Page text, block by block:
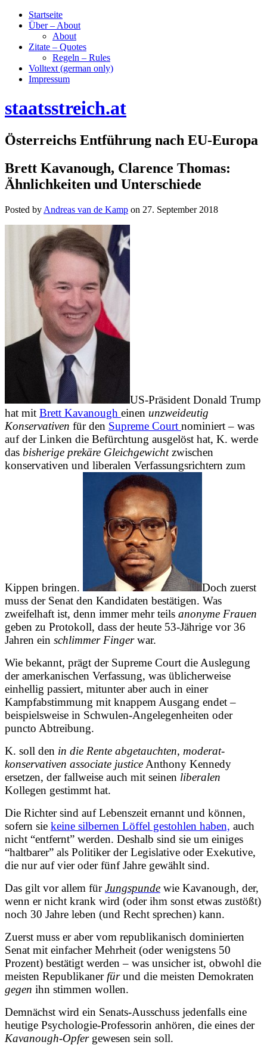
Startseite
Über – About
About
Zitate – Quotes
Regeln – Rules
Volltext (german only)
Impressum
staatsstreich.at
Österreichs Entführung nach EU-Europa
Brett Kavanough, Clarence Thomas:
Ähnlichkeiten und Unterschiede
Posted by Andreas van de Kamp on 27. September 2018
US-Präsident Donald Trump
hat mit Brett Kavanough einen unzweideutig
Konservativen für den Supreme Court nominiert – was
auf der Linken die Befürchtung ausgelöst hat, K. werde
das bisherige prekäre Gleichgewichtzwischen
konservativen und liberalen Verfassungsrichtern zum
Kippen bringen. Doch zuerst
muss der Senat den Kandidaten bestätigen. Was
zweifelhaft ist, denn immer mehr teils anonyme Frauen
geben zu Protokoll, dass der heute 53-Jährige vor 36
Jahren ein schlimmer Fingerwar.
Wie bekannt, prägt der Supreme Court die Auslegung
der amerkanischen Verfassung, was üblicherweise
einhellig passiert, mitunter aber auch in einer
Kampfabstimmung mit knappem Ausgang endet –
beispielsweise in Schwulen-Angelegenheiten oder
puncto Abtreibung.
K. soll den in die Rente abgetauchten, moderat-
konservativen associate justice Anthony Kennedy
ersetzen, der fallweise auch mit seinen liberalen
Kollegen gestimmt hat.
Die Richter sind auf Lebenszeit ernannt und können,
sofern sie keine silbernen Löffel gestohlen haben, auch
nicht “entfernt” werden. Deshalb sind sie um einiges
“haltbarer” als Politiker der Legislative oder Exekutive,
die nur auf vier oder fünf Jahre gewählt sind.
Das gilt vor allem fürJungspunde wie Kavanough, der,
wenn er nicht krank wird (oder ihm sonst etwas zustößt)
noch 30 Jahre leben (und Recht sprechen) kann.
Zuerst muss er aber vom republikanisch dominierten
Senat mit einfacher Mehrheit (oder wenigstens 50
Prozent) bestätigt werden – was unsicher ist, obwohl die
meisten Republikanerfür und die meisten Demokraten
gegen ihn stimmen wollen.
Demnächst wird ein Senats-Ausschuss jedenfalls eine
heutige Psychologie-Professorin anhören, die eines der
Kavanough-Opfergewesen sein soll.